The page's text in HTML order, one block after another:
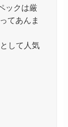
ックは厳
てあんま
して人気